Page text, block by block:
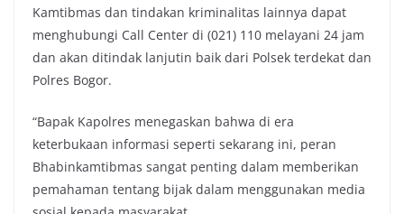
Kamtibmas dan tindakan kriminalitas lainnya dapat
menghubungi Call Center di (021) 110 melayani 24 jam
dan akan ditindak lanjutin baik dari Polsek terdekat dan
Polres Bogor.
“Bapak Kapolres menegaskan bahwa di era
keterbukaan informasi seperti sekarang ini, peran
Bhabinkamtibmas sangat penting dalam memberikan
pemahaman tentang bijak dalam menggunakan media